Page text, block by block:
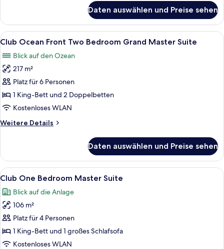
Swim
Up
Master
Daten auswählen und Preise sehen
Alle
Fotos
für
Club
Ocean
Front
Two
Grand
anzeigen
Ein Hotelzimmer mit einem großen
10
Club Ocean Front Two Bedroom Grand Master Suite
Blick auf den Ozean
217 m²
Platz für 6 Personen
1 King-Bett und 2 Doppelbetten
Kostenloses WLAN
Weitere Details
Weitere
Ocean
Front
Two
Grand
Master
Daten auswählen und Preise sehen
Alle
Fotos
für
Club
One
Bedroom
Master
Ein Essbereich mit Tisch und
7
Club One Bedroom Master Suite
Blick auf die Anlage
106 m²
Platz für 4 Personen
1 King-Bett und 1 großes Schlafsofa
Kostenloses WLAN